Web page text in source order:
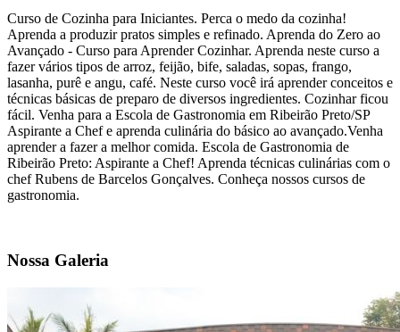
Curso de Cozinha para Iniciantes. Perca o medo da cozinha!
Aprenda a produzir pratos simples e refinado. Aprenda do Zero ao
Avançado - Curso para Aprender Cozinhar. Aprenda neste curso a
fazer vários tipos de arroz, feijão, bife, saladas, sopas, frango,
lasanha, purê e angu, café. Neste curso você irá aprender conceitos e
técnicas básicas de preparo de diversos ingredientes. Cozinhar ficou
fácil. Venha para a Escola de Gastronomia em Ribeirão Preto/SP
Aspirante a Chef e aprenda culinária do básico ao avançado.Venha
aprender a fazer a melhor comida. Escola de Gastronomia de
Ribeirão Preto: Aspirante a Chef! Aprenda técnicas culinárias com o
chef Rubens de Barcelos Gonçalves. Conheça nossos cursos de
gastronomia.
Nossa Galeria